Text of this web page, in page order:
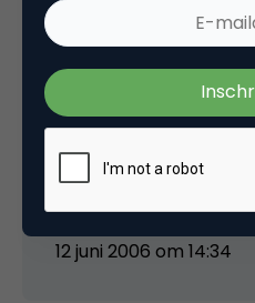
Svinus
ook in belgie wat
websites maar de
websites blijft op peil.
weer maar aanhouden
12 juni 2006 om 14:34